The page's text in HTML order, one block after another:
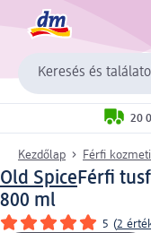
Keresés és
20
Kezdőlap Férfi
Old SpiceFérfi
800 ml
5 (2